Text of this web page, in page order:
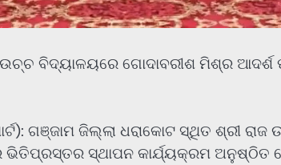
ଉଚ୍ଚ ବିଦ୍ୟାଳୟରେ ଗୋଦାବରୀଶ ମିଶ୍ର
ଗଞ୍ଜାମ ଜିଲ୍ଲା ଧରାକୋଟ ସ୍ଥିତ ଶ୍ରୀ
ସ୍ଥାପନ କାର୍ଯ୍ୟକ୍ରମ ଅନୁଷ୍ଠିତ